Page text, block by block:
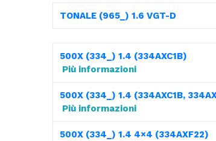
TONALE (965_) 1.6 VGT-D
500X (334_) 1.4 (334AXC1B)
Più informazioni
500X (334_) 1.4 (334AXC1B,
Più informazioni
500X (334_) 1.4 4×4 (334AXF22)